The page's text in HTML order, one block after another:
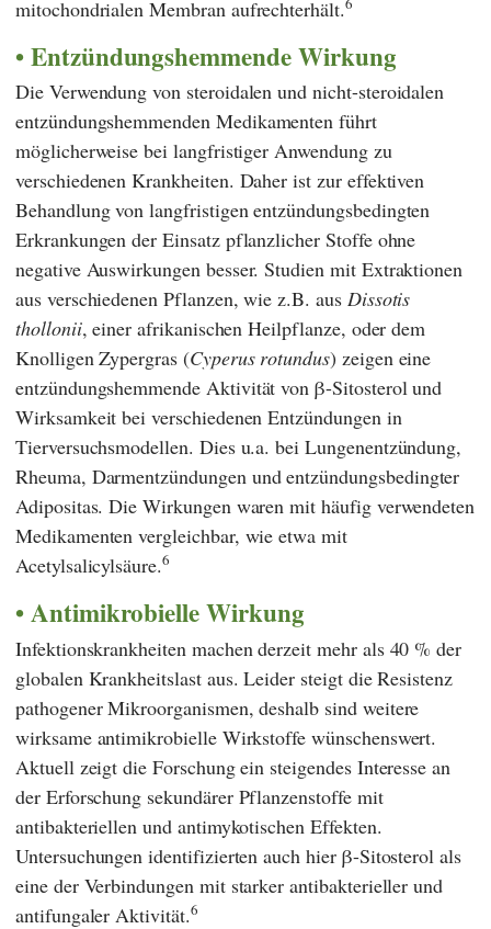
mitochondrialen Membran aufrechterhält.
Entzündungshemmende Wirkung
Die Verwendung von steroidalen und nicht-steroidalen
entzündungshemmenden Medikamenten führt
möglicherweise bei langfristiger Anwendung zu
verschiedenen Krankheiten. Daher ist zur effektiven
Behandlung von langfristigen entzündungsbedingten
Erkrankungen der Einsatz pflanzlicher Stoffe ohne
negative Auswirkungen besser. Studien mit Extraktionen
aus verschiedenen Pflanzen, wie z.B. aus Dissotis
thollonii, einer afrikanischen Heilpflanze, oder dem
Knolligen Zypergras (Cyperus rotundus) zeigen eine
entzündungshemmende Aktivität von β-Sitosterol und
Wirksamkeit bei verschiedenen Entzündungen in
Tierversuchsmodellen. Dies u.a. bei Lungenentzündung,
Rheuma, Darmentzündungen und entzündungsbedingter
Adipositas. Die Wirkungen waren mit häufig verwendeten
Medikamenten vergleichbar, wie etwa mit
Acetylsalicylsäure.6
Antimikrobielle Wirkung
Infektionskrankheiten machen derzeit mehr als 40 % der
globalen Krankheitslast aus. Leider steigt die Resistenz
pathogener Mikroorganismen, deshalb sind weitere
wirksame antimikrobielle Wirkstoffe wünschenswert.
Aktuell zeigt die Forschung ein steigendes Interesse an
der Erforschung sekundärer Pflanzenstoffe mit
antibakteriellen und antimykotischen Effekten.
Untersuchungen identifizierten auch hier β-Sitosterol als
eine der Verbindungen mit starker antibakterieller und
antifungaler Aktivität.6